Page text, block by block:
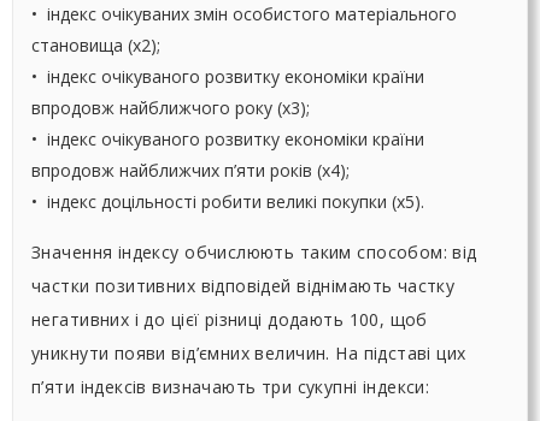
• індекс очікуваних змін особистого матеріального
становища (х2);
• індекс очікуваного розвитку економіки країни
впродовж найближчого року (х3);
• індекс очікуваного розвитку економіки країни
впродовж найближчих п’яти років (х4);
• індекс доцільності робити великі покупки (х5).
Значення індексу обчислюють таким способом: від
частки позитивних відповідей віднімають частку
негативних і до цієї різниці додають 100, щоб
уникнути появи від’ємних величин. На підставі цих
п’яти індексів визначають три сукупні індекси: